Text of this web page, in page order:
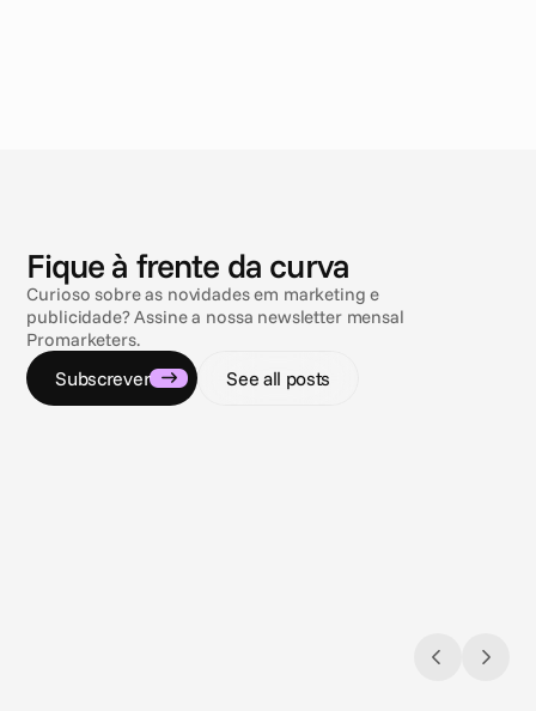
N s
Fique à frente da curva
Curioso sobre as novidades em marketing e
publicidade? Assine a nossa newsletter mensal
Promarketers.
Subscrever See all posts